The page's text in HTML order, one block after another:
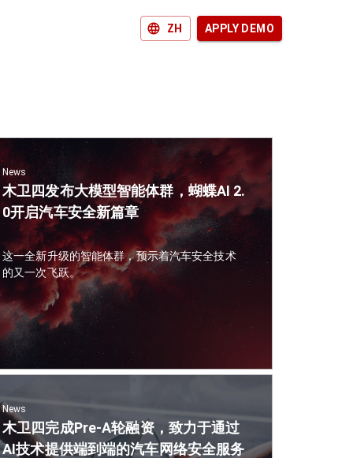
ZH APPLY DEMO
News
木卫四发布大模型智能体群，蝴蝶AI 2.
0开启汽车安全新篇章
这一全新升级的智能体群，预示着汽车安全技术
的又一次飞跃。
News
木卫四完成Pre-A轮融资，致力于通过
AI技术提供端到端的汽车网络安全服务